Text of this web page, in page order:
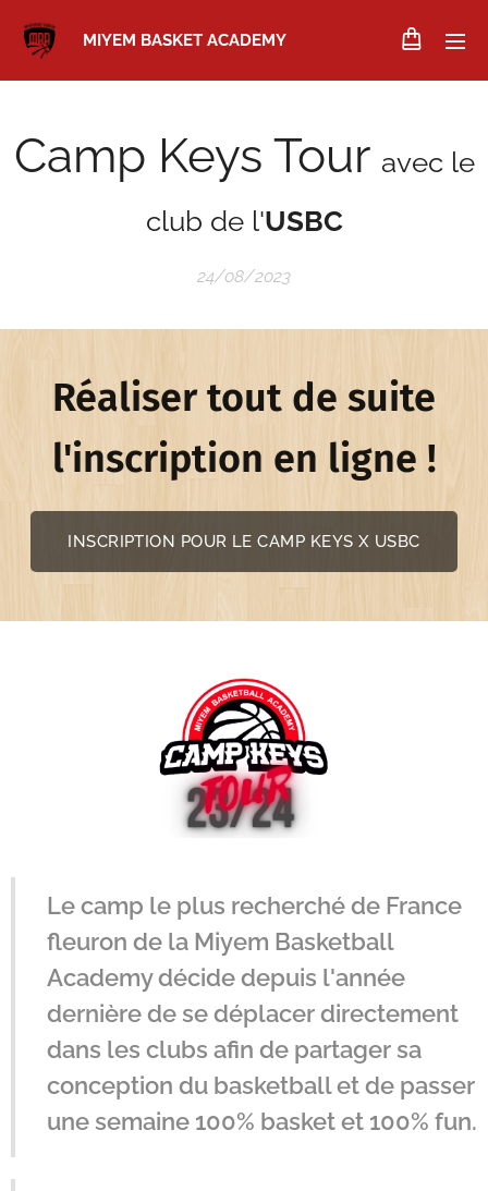
MIYEM BASKET ACADEMY
Camp Keys Tour avec le
club de l'USBC
24/08/2023
Réaliser tout de suite
l'inscription en ligne !
INSCRIPTION POUR LE CAMP KEYS X USBC
Le camp le plus recherché de France
fleuron de la Miyem Basketball
Academy décide depuis l'année
dernière de se déplacer directement
dans les clubs afin de partager sa
conception du basketball et de passer
une semaine 100% basket et 100% fun.